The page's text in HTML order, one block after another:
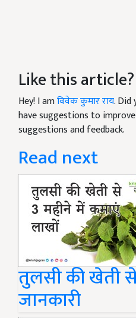
Like this article?
Hey! I amविवेक कुमार राय. Did
have suggestions to
suggestions and feedback.
Read next
तुलसी की खेती
जानकारी